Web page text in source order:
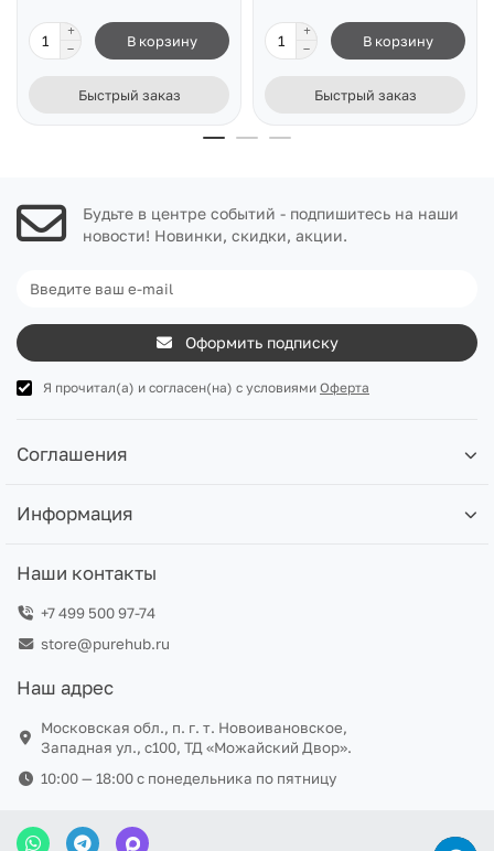
В корзину
Быстрый заказ
В корзину
Быстрый заказ
Будьте в центре событий - подпишитесь на наши
новости! Новинки, скидки, акции.
Оформить подписку
Я прочитал(а) и согласен(на) с условиями Оферта
Соглашения
Информация
Наши контакты
+7 499 500 97-74
store@purehub.ru
Наш адрес
Московская обл., п. г. т. Новоивановское,
Западная ул., с100, ТД «Можайский Двор».
10:00 — 18:00 c понедельника по пятницу